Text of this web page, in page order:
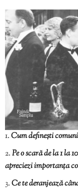
Cum definești
Pe o scară de la 1 la
apreciezi importanța
Ce te deranjează